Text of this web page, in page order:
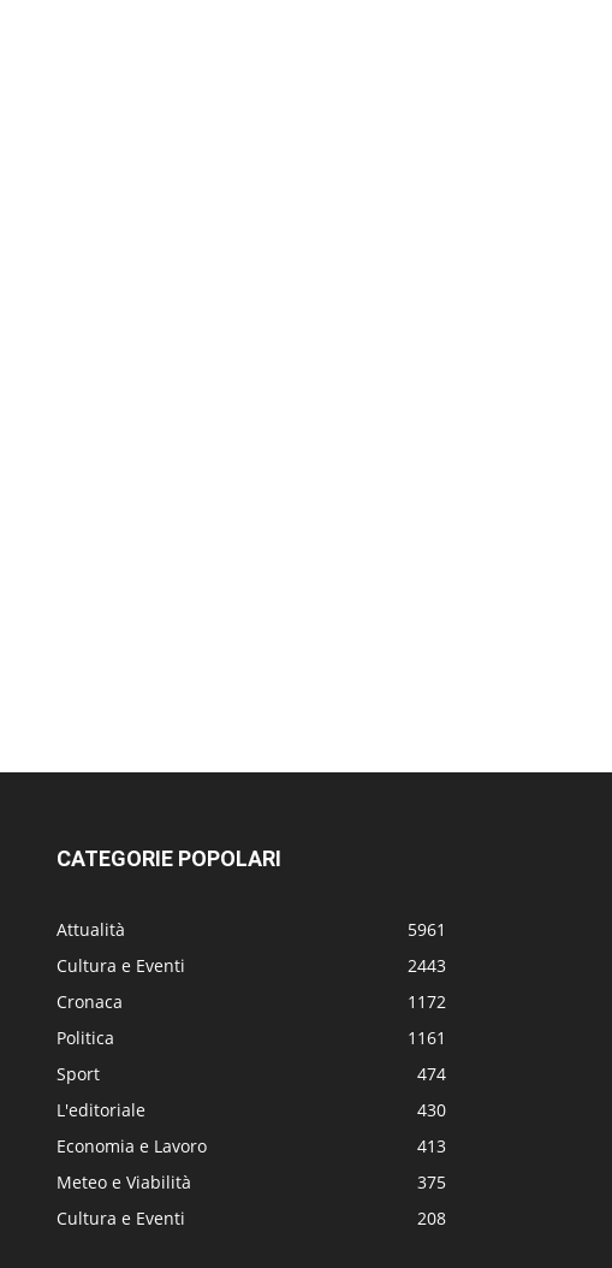
CATEGORIE POPOLARI
Attualità
5961
Cultura e Eventi
2443
Cronaca
1172
Politica
1161
Sport
474
L'editoriale
430
Economia e Lavoro
413
Meteo e Viabilità
375
Cultura e Eventi
208